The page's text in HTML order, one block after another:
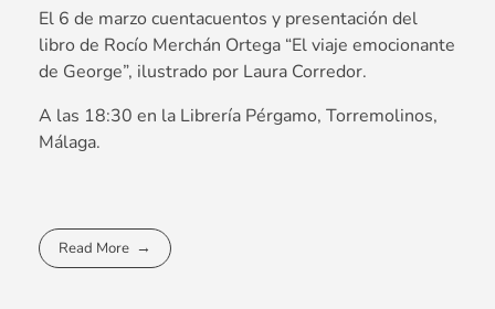
El 6 de marzo cuentacuentos y presentación del
libro de Rocío Merchán Ortega “El viaje emocionante
de George”, ilustrado por Laura Corredor.
A las 18:30 en la Librería Pérgamo, Torremolinos,
Málaga.
Read More